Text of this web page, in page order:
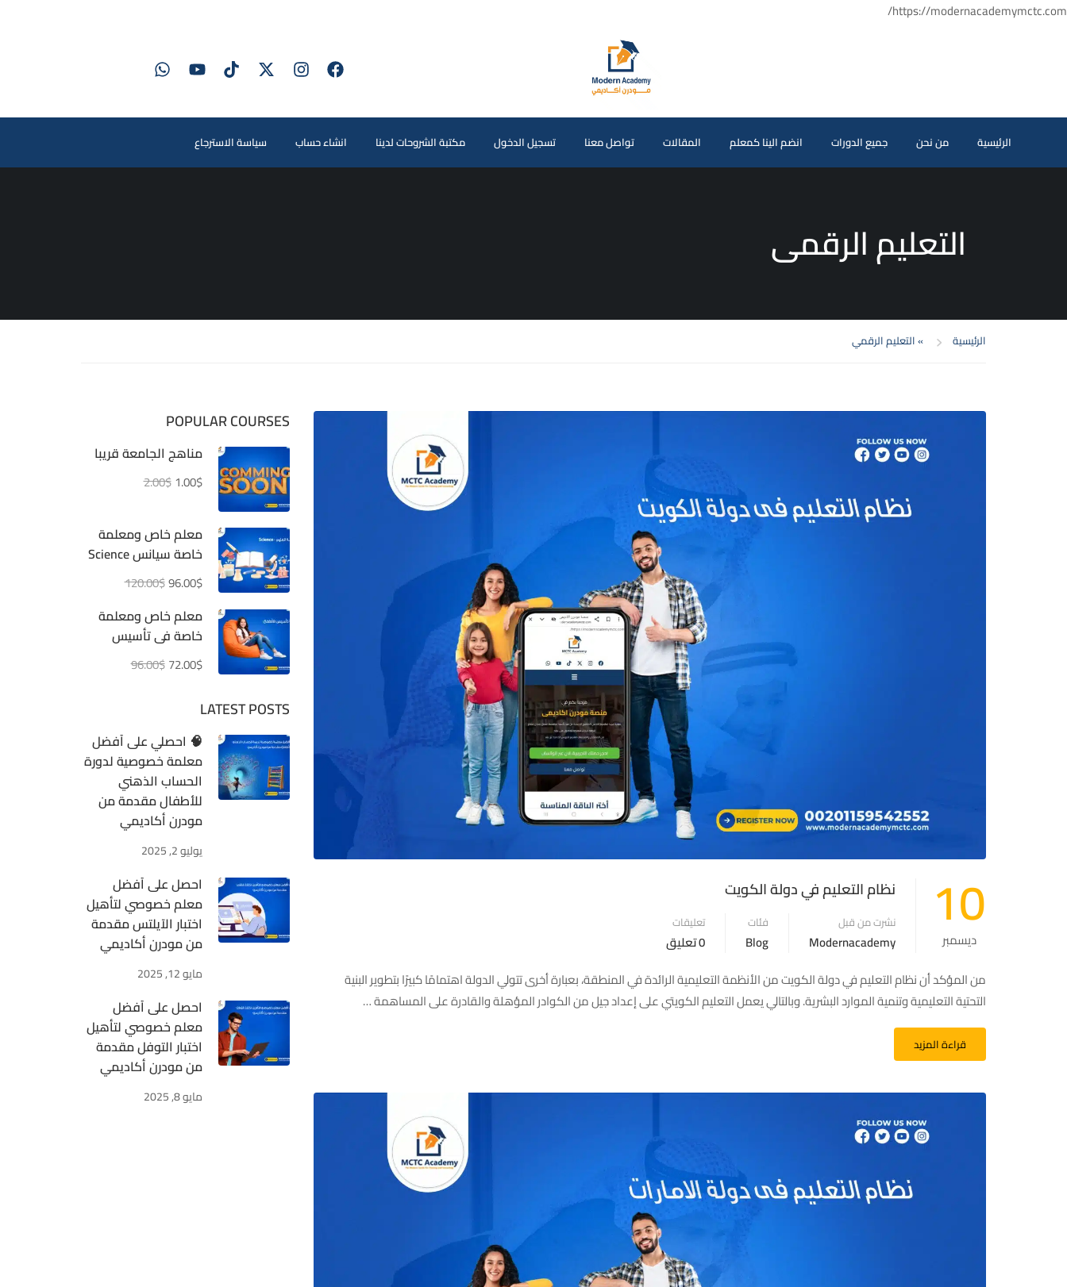
https://modernacademymctc.com/
الرئيسية من نحن جميع الدورات انضم الينا كمعلم المقالات تواصل معنا تسجيل الدخول مكتبة الشروحات لدينا انشاء حساب سياسة الاسترجاع
التعليم الرقمي
الرئيسية »التعليم الرقمي
10
ديسمبر
نظام التعليم في دولة الكويت
نشرت من قبل
Modernacademy
فئات
Blog
تعليقات
0 تعليق
من المؤكد أن نظام التعليم في دولة الكويت من الأنظمة التعليمية الرائدة في المنطقة، بعبارة أخرى تتولي الدولة اهتمامًا كبيرًا بتطوير البنية
التحتية التعليمية وتنمية الموارد البشرية. وبالتالي يعمل التعليم الكويتي على إعداد جيل من الكوادر المؤهلة والقادرة على المساهمة …
قراءة المزيد
POPULAR COURSES
مناهج الجامعة قريبا
2.00$1.00$
معلم خاص ومعلمة
خاصة سيانس Science
بدلا 15دولار
120.00$96.00$
معلم خاص ومعلمة
خاصة فى تأسيس
الأطفال قيمة الحصة
9 دولار بدلا 12دولار
96.00$72.00$
LATEST POSTS
🧠 احصلي على أفضل
معلمة خصوصية لدورة
الحساب الذهني
للأطفال مقدمة من
مودرن أكاديمي
يوليو 2, 2025
احصل على أفضل
معلم خصوصي لتأهيل
اختبار الآيلتس مقدمة
من مودرن أكاديمي
مايو 12, 2025
احصل على أفضل
معلم خصوصي لتأهيل
اختبار التوفل مقدمة
من مودرن أكاديمي
مايو 8, 2025